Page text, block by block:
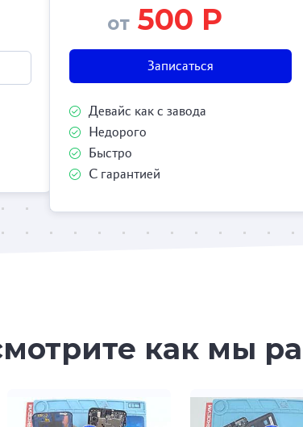
от500 Р
Записаться
Девайс как с завода
Недорого
Быстро
С гарантией
как мы